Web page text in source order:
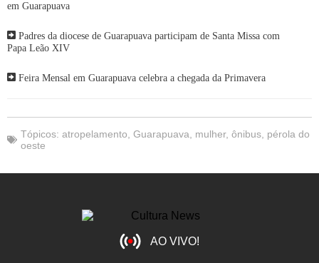
em Guarapuava
Padres da diocese de Guarapuava participam de Santa Missa com
Papa Leão XIV
Feira Mensal em Guarapuava celebra a chegada da Primavera
Tópicos: atropelamento Guarapuava mulher, ônibus pérola do
oeste
AO VIVO!